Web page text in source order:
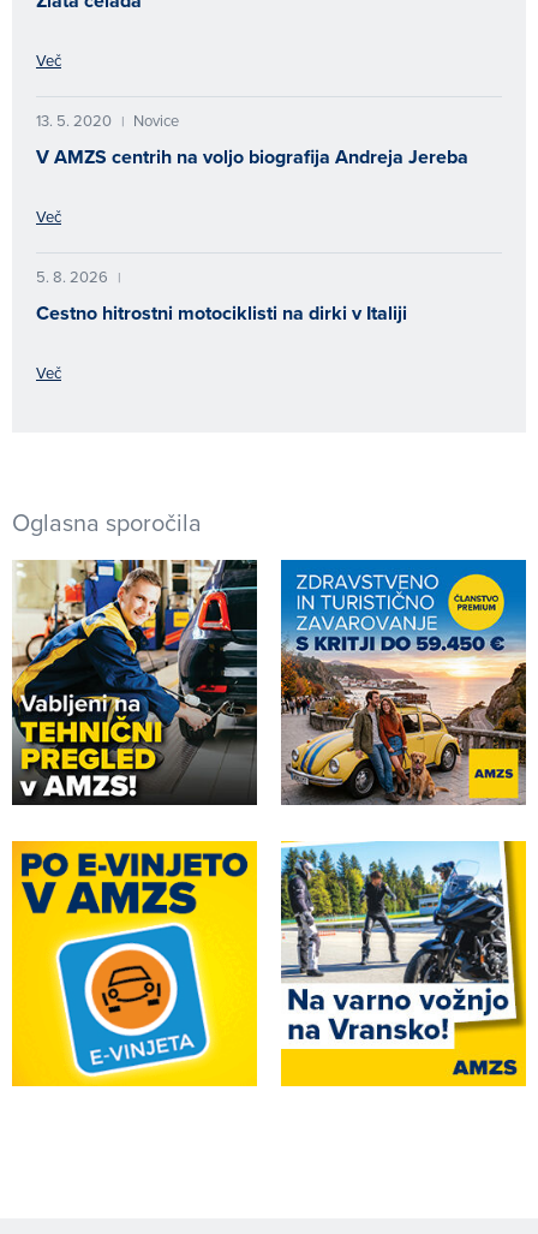
Več
13. 5. 2020 | Novice
V AMZS centrih na voljo biografija Andreja Jereba
Več
5. 8. 2026 |
Cestno hitrostni motociklisti na dirki v Italiji
Več
Oglasna sporočila